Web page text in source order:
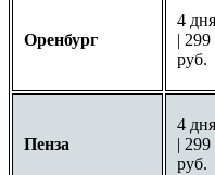
Оренбург
4
| 299
руб.
Пенза
4
| 299
руб.